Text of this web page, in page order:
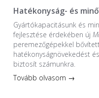
Hatékonyság- és
Gyártókapacitásunk és
fejlesztése érdekében új
peremezőgépekkel
hatékonyságnövekedést
biztosít számunkra.
Tovább olvasom →